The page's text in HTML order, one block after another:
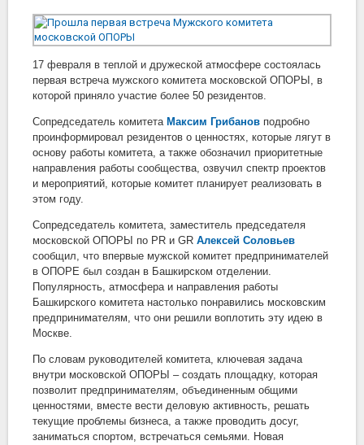
17 февраля в теплой и дружеской атмосфере состоялась
первая встреча мужского комитета московской ОПОРЫ, в
которой приняло участие более 50 резидентов.
Сопредседатель комитета Максим Грибанов подробно
проинформировал резидентов о ценностях, которые лягут в
основу работы комитета, а также обозначил приоритетные
направления работы сообщества, озвучил спектр проектов
и мероприятий, которые комитет планирует реализовать в
этом году.
Сопредседатель комитета, заместитель председателя
московской ОПОРЫ по PR и GR Алексей Соловьев
сообщил, что впервые мужской комитет предпринимателей
в ОПОРЕ был создан в Башкирском отделении.
Популярность, атмосфера и направления работы
Башкирского комитета настолько понравились московским
предпринимателям, что они решили воплотить эту идею в
Москве.
По словам руководителей комитета, ключевая задача
внутри московской ОПОРЫ – создать площадку, которая
позволит предпринимателям, объединенным общими
ценностями, вместе вести деловую активность, решать
текущие проблемы бизнеса, а также проводить досуг,
заниматься спортом, встречаться семьями. Новая